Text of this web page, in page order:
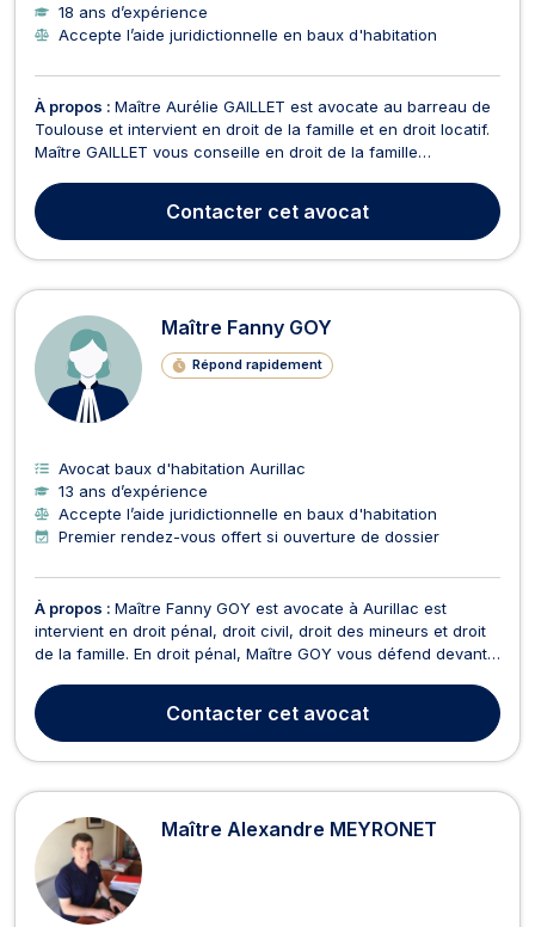
18 ans d’expérience
Accepte l’aide juridictionnelle en baux d'habitation
À propos : Maître Aurélie GAILLET est avocate au barreau de
Toulouse et intervient en droit de la famille et en droit locatif.
Maître GAILLET vous conseille en droit de la famille
partage de successions, fixation et révision des modalités
d'exercice de l'autorité parentale, pensi...
Contacter cet avocat
Maître Fanny GOY
Répond rapidement
Avocat baux d'habitation Aurillac
13 ans d’expérience
Accepte l’aide juridictionnelle en baux d'habitation
Premier rendez-vous offert si ouverture de dossier
À propos : Maître Fanny GOY est avocate à Aurillac est
intervient en droit pénal, droit civil, droit des mineurs et droit
de la famille. En droit pénal, Maître GOY vous défend devant
Correctionnel, cour d'Assises) que vous soyez victimes,
prévenus ou accusés. Par ailleurs, en droi...
Contacter cet avocat
Maître Alexandre MEYRONET